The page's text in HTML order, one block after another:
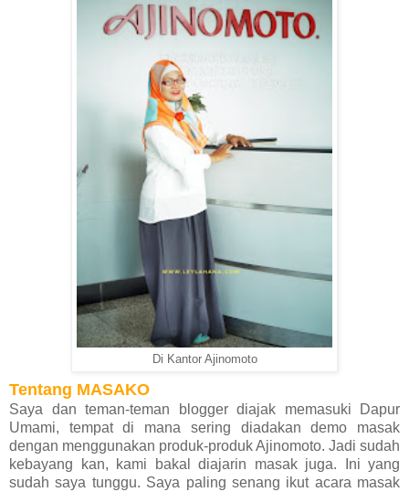
Di Kantor Ajinomoto
Tentang MASAKO
Saya dan teman-teman blogger diajak memasuki Dapur
Umami, tempat di mana sering diadakan demo masak
dengan menggunakan produk-produk Ajinomoto. Jadi sudah
kebayang kan, kami bakal diajarin masak juga. Ini yang
sudah saya tunggu. Saya paling senang ikut acara masak